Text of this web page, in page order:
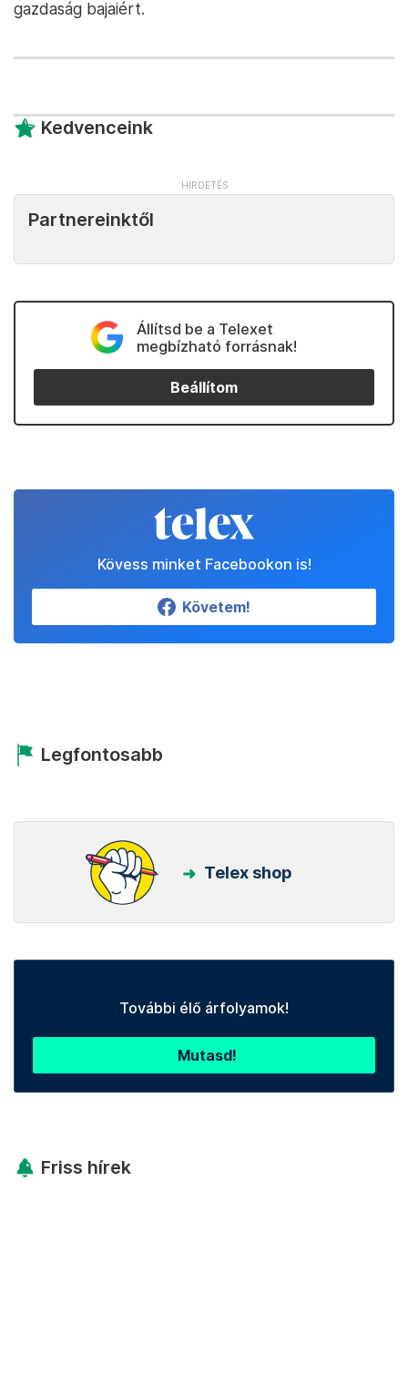
gazdaság bajaiért.
Kedvenceink
Partnereinktől
Állítsd be a Telexet
megbízható forrásnak!
Beállítom
Kövess minket Facebookon is!
Követem!
Legfontosabb
Telex shop
További élő árfolyamok!
Mutasd!
Friss hírek